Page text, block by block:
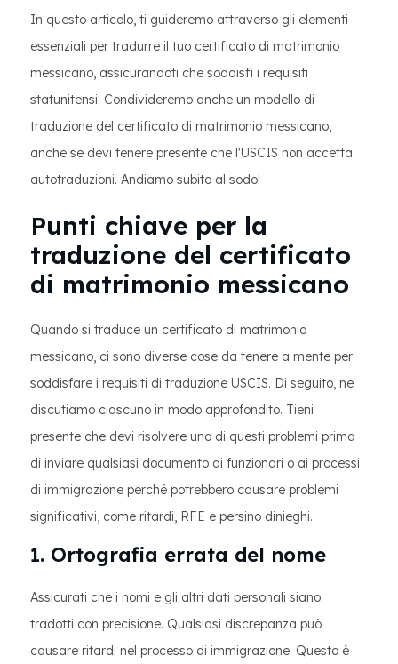
In questo articolo, ti guideremo attraverso gli elementi
essenziali per tradurre il tuo certificato di matrimonio
messicano, assicurandoti che soddisfi i requisiti
statunitensi. Condivideremo anche un modello di
traduzione del certificato di matrimonio messicano,
anche se devi tenere presente che l'USCIS non accetta
autotraduzioni. Andiamo subito al sodo!
Punti chiave per la
traduzione del certificato
di matrimonio messicano
Quando si traduce un certificato di matrimonio
messicano, ci sono diverse cose da tenere a mente per
soddisfare i requisiti di traduzione USCIS. Di seguito, ne
discutiamo ciascuno in modo approfondito. Tieni
presente che devi risolvere uno di questi problemi prima
di inviare qualsiasi documento ai funzionari o ai processi
di immigrazione perché potrebbero causare problemi
significativi, come ritardi, RFE e persino dinieghi.
1. Ortografia errata del nome
Assicurati che i nomi e gli altri dati personali siano
tradotti con precisione. Qualsiasi discrepanza può
causare ritardi nel processo di immigrazione. Questo è